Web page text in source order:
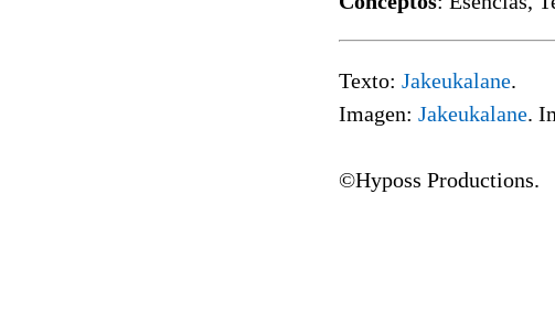
Texto: Jakeukalane.
Imagen: Jakeukalane.
©Hyposs Productions.